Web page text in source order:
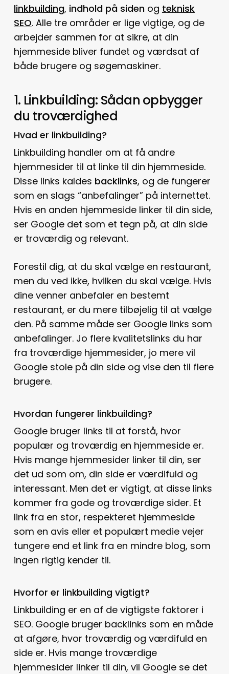
linkbuilding, indhold på sidenog teknisk
SEO. Alle tre områder er lige vigtige, og de
arbejder sammen for at sikre, at din
hjemmeside bliver fundet og værdsat af
både brugere og søgemaskiner.
1. Linkbuilding: Sådan opbygger
du troværdighed
Hvad er linkbuilding?
Linkbuilding handler om at få andre
hjemmesider til at linke til din hjemmeside.
Disse links kaldes backlinks, og de fungerer
som en slags “anbefalinger” på internettet.
Hvis en anden hjemmeside linker til din side,
ser Google det som et tegn på, at din side
er troværdig og relevant.
Forestil dig, at du skal vælge en restaurant,
men du ved ikke, hvilken du skal vælge. Hvis
dine venner anbefaler en bestemt
restaurant, er du mere tilbøjelig til at vælge
den. På samme måde ser Google links som
anbefalinger. Jo flere kvalitetslinks du har
fra troværdige hjemmesider, jo mere vil
Google stole på din side og vise den til flere
brugere.
Hvordan fungerer linkbuilding?
Google bruger links til at forstå, hvor
populær og troværdig en hjemmeside er.
Hvis mange hjemmesider linker til din, ser
det ud som om, din side er værdifuld og
interessant. Men det er vigtigt, at disse links
kommer fra gode og troværdige sider. Et
link fra en stor, respekteret hjemmeside
som en avis eller et populært medie vejer
tungere end et link fra en mindre blog, som
ingen rigtig kender til.
Hvorfor er linkbuilding vigtigt?
Linkbuilding er en af de vigtigste faktorer i
SEO. Google bruger backlinks som en måde
at afgøre, hvor troværdig og værdifuld en
side er. Hvis mange troværdige
hjemmesider linker til din, vil Google se det